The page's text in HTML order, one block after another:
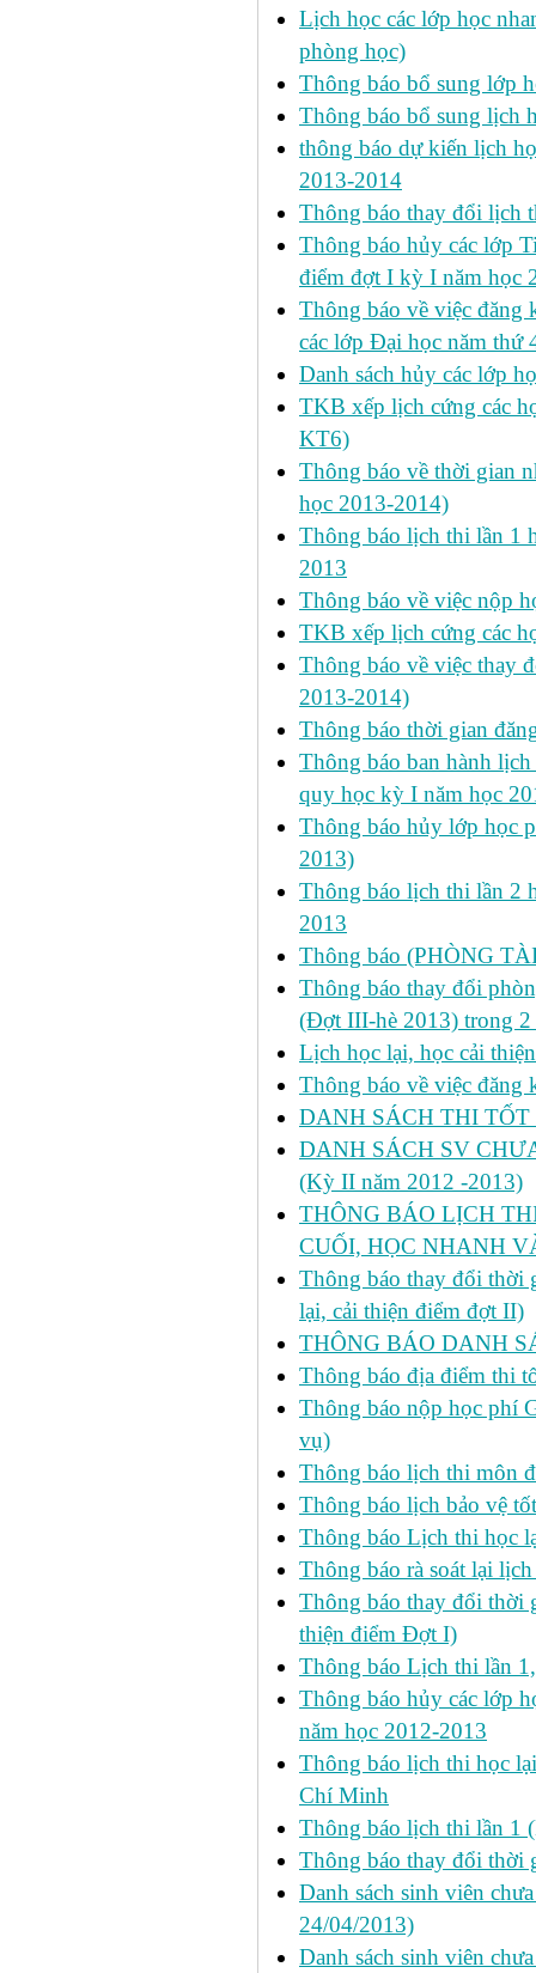
Lịch học các lớp học
phòng học)
Thông báo bổ sung lớp
Thông báo bổ sung
thông báo dự kiến lịch
2013-2014
Thông báo thay đổi lịch
Thông báo hủy các lớp
điểm đợt I kỳ I năm học
Thông báo về việc đăng
các lớp Đại học năm thứ
Danh sách hủy các lớp
TKB xếp lịch cứng các
KT6)
Thông báo về thời gian
học 2013-2014)
Thông báo lịch thi lần 1
2013
Thông báo về việc nộp
TKB xếp lịch cứng các
Thông báo về việc thay
2013-2014)
Thông báo thời gian
Thông báo ban hành
quy học kỳ I năm học
Thông báo hủy lớp học
2013)
Thông báo lịch thi lần 2
2013
Thông báo (PHÒNG
Thông báo thay đổi
(Đợt III-hè 2013) trong
Lịch học lại, học cải
Thông báo về việc
DANH SÁCH THI
DANH SÁCH SV
(Kỳ II năm 2012 -2013)
THÔNG BÁO LỊCH
CUỐI, HỌC NHANH
Thông báo thay đổi thời
lại, cải thiện điểm đợt II)
THÔNG BÁO DANH
Thông báo địa điểm thi
Thông báo nộp học phí
vụ)
Thông báo lịch thi môn
Thông báo lịch bảo vệ
Thông báo Lịch thi học
Thông báo rà soát lại
Thông báo thay đổi thời
thiện điểm Đợt I)
Thông báo Lịch thi lần
Thông báo hủy các lớp
năm học 2012-2013
Thông báo lịch thi học
Chí Minh
Thông báo lịch thi lần 1
Thông báo thay đổi thời
Danh sách sinh viên
24/04/2013)
Danh sách sinh viên